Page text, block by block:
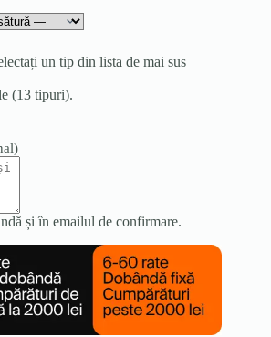
un tip din lista de mai sus
(13 tipuri).
și în emailul de confirmare.